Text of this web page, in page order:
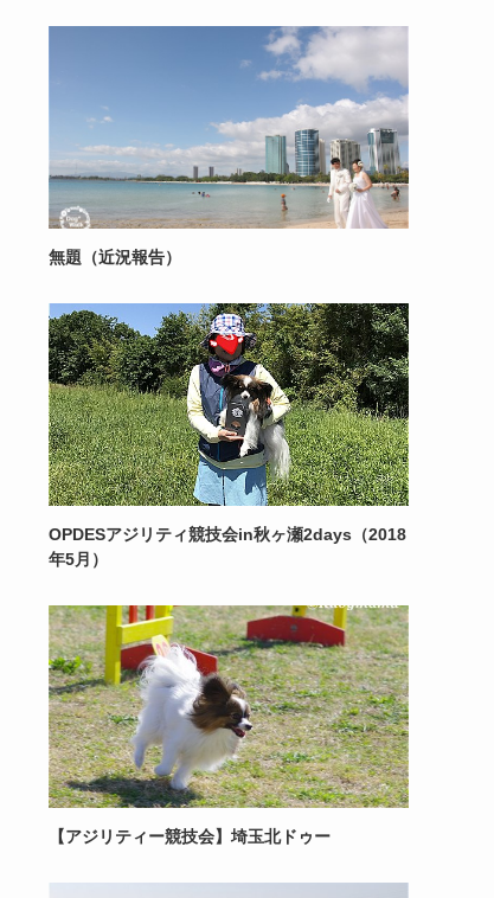
無題（近況報告）
OPDESアジリティ競技会in秋ヶ瀬2days（2018
年5月）
【アジリティー競技会】埼玉北ドゥー